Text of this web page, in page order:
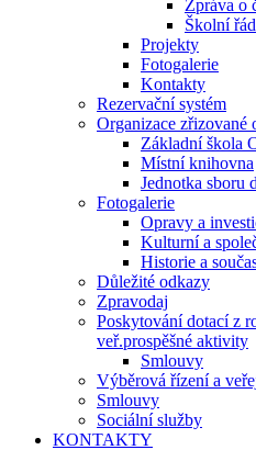
Zpráva o
Školní řád
Projekty
Fotogalerie
Kontakty
Rezervační systém
Organizace zřizované
Základní škola
Místní knihovna
Jednotka sboru
Fotogalerie
Opravy a
Kulturní a
Historie a
Důležité odkazy
Zpravodaj
Poskytování dotací z
veř.prospěšné aktivity
Smlouvy
Výběrová řízení a
Smlouvy
Sociální služby
KONTAKTY